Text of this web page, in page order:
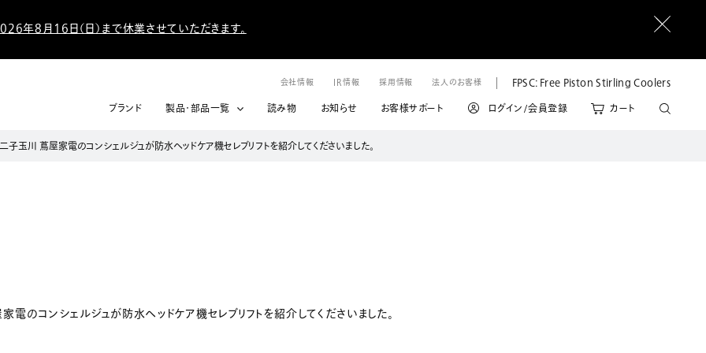
年8月16日（日）まで休業させていただきます。
会社情報 IR情報 採用情報 法人のお客様
FPSC: Free Piston Stirling Coolers
ブランド
製品・部品一覧 読み物 お知らせ お客様サポート ログイン/会員登録 カート
玉川 蔦屋家電のコンシェルジュが防水ヘッドケア機セレブリフトを紹介してくださいました。
コンシェルジュが防水ヘッドケア機セレブリフトを紹介してくださいました。